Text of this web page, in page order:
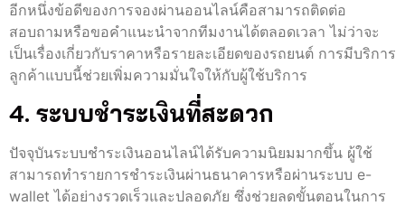
อีกหนึ่งข้อดีของการจองผ่านออนไลน์คือสามารถติดต่อ
สอบถามหรือขอคำแนะนำจากทีมงานได้ตลอดเวลา ไม่ว่าจะ
เป็นเรื่องเกี่ยวกับราคาหรือรายละเอียดของรถยนต์ การมีบริการ
ลูกค้าแบบนี้ช่วยเพิ่มความมั่นใจให้กับผู้ใช้บริการ
4. ระบบชำระเงินที่สะดวก
ปัจจุบันระบบชำระเงินออนไลน์ได้รับความนิยมมากขึ้น ผู้ใช้
สามารถทำรายการชำระเงินผ่านธนาคารหรือผ่านระบบ e-
wallet ได้อย่างรวดเร็วและปลอดภัย ซึ่งช่วยลดขั้นตอนในการ